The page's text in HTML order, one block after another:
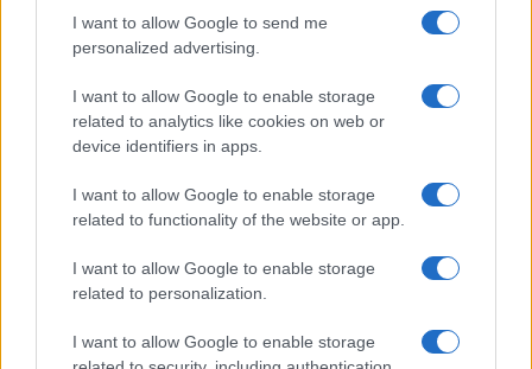
I want to allow Google to send me
personalized advertising.
I want to allow Google to enable storage
related to analytics like cookies on web or
device identifiers in apps.
I want to allow Google to enable storage
related to functionality of the website or app.
I want to allow Google to enable storage
related to personalization.
I want to allow Google to enable storage
pensa che il nuovo programma possa spostare il
focus sulla protezione del territorio statunitense,
segnando un cambio di rotta rispetto al confronto
con la Cina. Sean Parnell, portavoce del
Pentagono, ha confermato che Hegseth si
senza fornire dettagli
sull’ordine del giorno . La riunione a porte chiuse
Inoltre, Pete Hegseth ha recentemente portato
avanti cambiamenti sostanziali all’interno del